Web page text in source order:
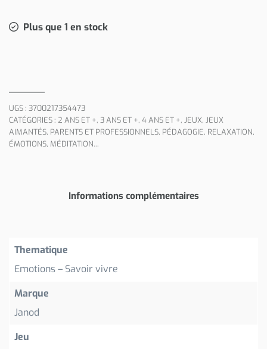
Plus que 1 en stock
UGS : 3700217354473
CATÉGORIES : 2 ANS ET +, 3 ANS ET +, 4 ANS ET +, JEUX, JEUX
AIMANTÉS, PARENTS ET PROFESSIONNELS, PÉDAGOGIE, RELAXATION,
ÉMOTIONS, MÉDITATION...
Informations complémentaires
Thematique
Emotions – Savoir vivre
Marque
Janod
Jeu